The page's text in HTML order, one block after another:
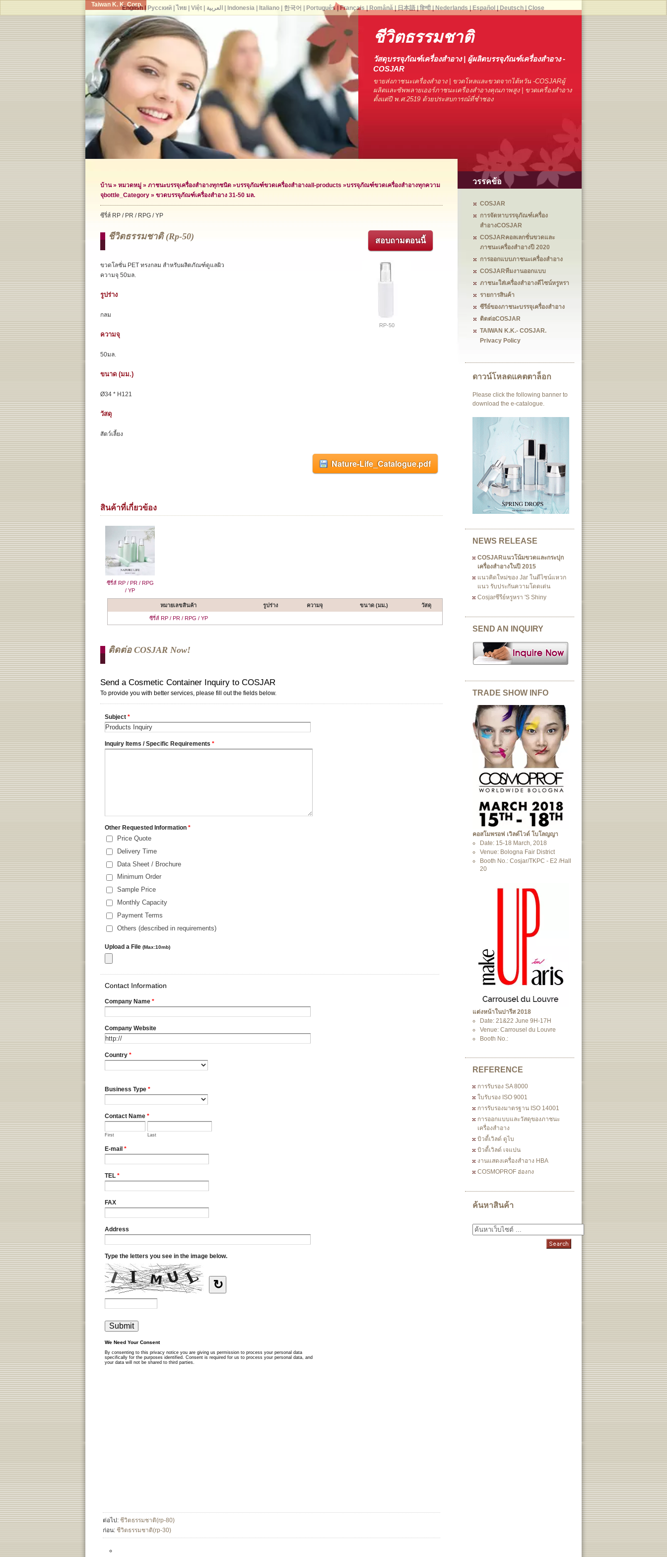
Taiwan K. K. Corp.
ชีวิตธรรมชาติ
วัสดุบรรจุภัณฑ์เครื่องสำอาง | ผู้ผลิตบรรจุภัณฑ์เครื่องสำอาง -
COSJAR
ขายส่งภาชนะเครื่องสำอาง | ขวดโหลและขวดจากไต้หวัน -COSJARผู้
ผลิตและซัพพลายเออร์ภาชนะเครื่องสำอางคุณภาพสูง | ขวดเครื่องสำอาง
ตั้งแต่ปี พ.ศ.2519 ด้วยประสบการณ์ที่ช่ำชอง
บ้าน» หมวดหมู่ » ภาชนะบรรจุเครื่องสำอางทุกชนิด »บรรจุภัณฑ์ขวดเครื่องสำอางall-products »บรรจุภัณฑ์ขวดเครื่องสำอางทุกความ
จุbottle_Category » ขวดบรรจุภัณฑ์เครื่องสำอาง 31-50 มล.
ซีรี่ส์ RP / PR / RPG / YP
สอบถามตอนนี้
ชีวิตธรรมชาติ (rp-50)
RP-50
ขวดโลชั่น PET ทรงกลม สำหรับผลิตภัณฑ์ดูแลผิว
ความจุ 50มล.
รูปร่าง
กลม
ความจุ
50มล.
ขนาด (มม.)
Ø34 * H121
วัสดุ
สัตว์เลี้ยง
Nature-Life_Catalogue.pdf
สินค้าที่เกี่ยวข้อง
ซีรี่ส์ RP / PR / RPG
/ YP
หมายเลขสินค้า รูปร่าง ความจุ ขนาด (มม.) วัสดุ
ซีรี่ส์ RP / PR / RPG / YP
ติดต่อ COSJAR Now!
ต่อไป: ชีวิตธรรมชาติ(rp-80)
ก่อน: ชีวิตธรรมชาติ(rp-30)
วรรคข้อ
COSJAR
การจัดหาบรรจุภัณฑ์เครื่อง
สำอางCOSJAR
COSJARคอลเลกชั่นขวดและ
ภาชนะเครื่องสำอางปี 2020
การออกแบบภาชนะเครื่องสำอาง
COSJARทีมงานออกแบบ
ภาชนะใส่เครื่องสำอางดีไซน์หรูหรา
รายการสินค้า
ซีรีย์ของภาชนะบรรจุเครื่องสำอาง
ติดต่อCOSJAR
TAIWAN K.K.- COSJAR.
Privacy Policy
ดาวน์โหลดแคตตาล็อก
Please click the following banner to
download the e-catalogue.
NEWS RELEASE
COSJARแนวโน้มขวดและกระปุก
เครื่องสำอางในปี 2015
แนวคิดใหม่ของ Jar ในดีไซน์แหวก
แนว รับประกันความโดดเด่น
Cosjarซีรีย์หรูหรา 's Shiny
SEND AN INQUIRY
TRADE SHOW INFO
คอสโมพรอฟ เวิลด์ไวด์ โบโลญญา
Date: 15-18 March, 2018
Venue: Bologna Fair District
Booth No.: Cosjar/TKPC - E2 /Hall
20
แต่งหน้าในปารีส 2018
Date: 21&22 June 9H-17H
Venue: Carrousel du Louvre
Booth No.:
REFERENCE
การรับรอง SA 8000
ใบรับรอง ISO 9001
การรับรองมาตรฐาน ISO 14001
การออกแบบและวัสดุของภาชนะ
เครื่องสำอาง
บิวตี้เวิลด์ ดูไบ
บิวตี้เวิลด์ เจแปน
งานแสดงเครื่องสำอาง HBA
COSMOPROF ฮ่องกง
ค้นหาสินค้า
English| Русский| ไทย| Việt| العربية Indonesia| Italiano| 한국어 Português Français Română| 日本語| हिन्दी| Nederlands Español Deutsch| Close